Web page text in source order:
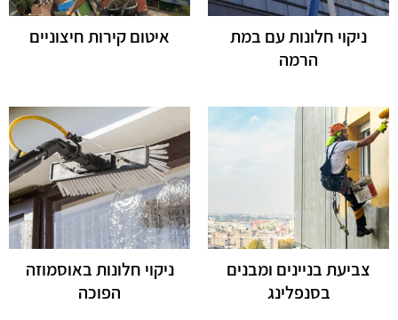
ניקוי חלונות עם במת
הרמה
איטום קירות חיצוניים
צביעת בניינים ומבנים
בסנפלינג
ניקוי חלונות באוסמוזה
הפוכה